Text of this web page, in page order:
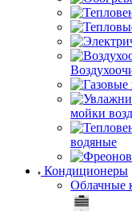
мойки
водяные
Кондиционеры
Облачные